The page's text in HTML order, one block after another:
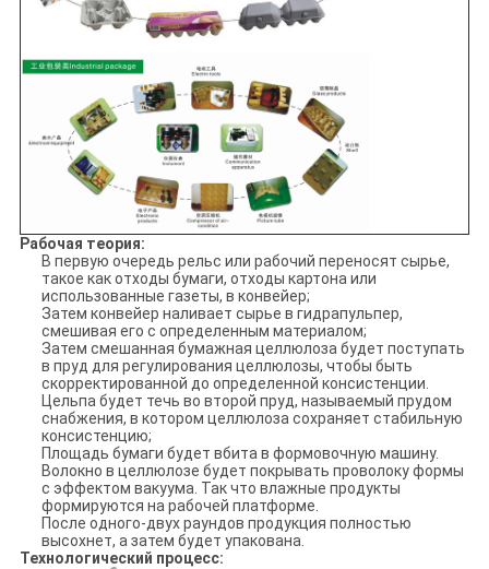
Рабочая теория:
В первую очередь рельс или рабочий переносят сырье,
такое как отходы бумаги, отходы картона или
использованные газеты, в конвейер;
Затем конвейер наливает сырье в гидрапульпер,
смешивая его с определенным материалом;
Затем смешанная бумажная целлюлоза будет поступать
в пруд для регулирования целлюлозы, чтобы быть
скорректированной до определенной консистенции.
Цельпа будет течь во второй пруд, называемый прудом
снабжения, в котором целлюлоза сохраняет стабильную
консистенцию;
Площадь бумаги будет вбита в формовочную машину.
Волокно в целлюлозе будет покрывать проволоку формы
с эффектом вакуума. Так что влажные продукты
формируются на рабочей платформе.
После одного-двух раундов продукция полностью
высохнет, а затем будет упакована.
Технологический процесс: